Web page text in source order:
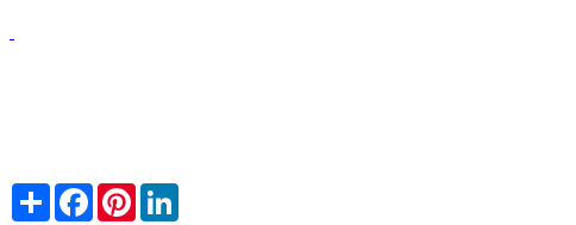
Share FacebookPinterest